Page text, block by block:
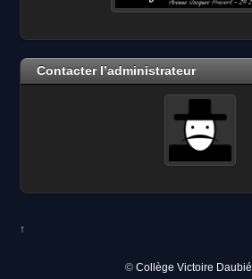
Contacter l’administrateur
↑
© Collège Victoire Daubié